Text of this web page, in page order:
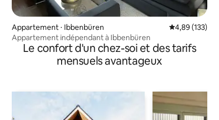
Appartement ⋅ Ibbenbüren Évaluation
4,89 (133)
Appartement indépendant à Ibbenbüren
Le confort d'un chez-soi et des tarifs
mensuels avantageux